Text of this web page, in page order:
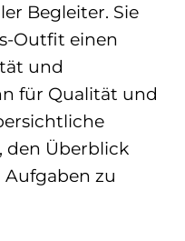
Begleiter. Sie
Outfit einen
und
für Qualität und
den Überblick
zu